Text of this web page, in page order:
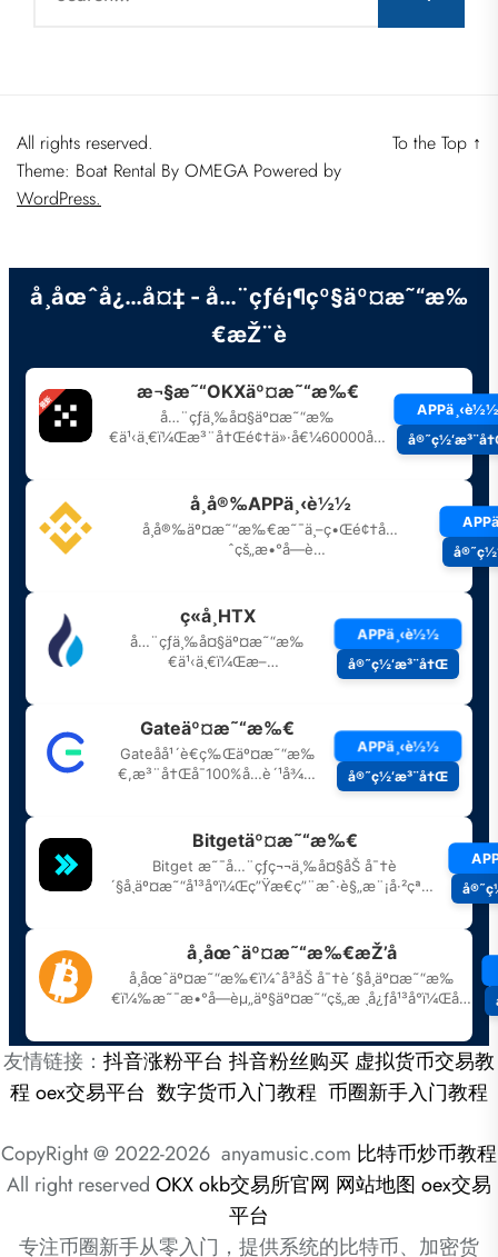
All rights reserved.
Theme: Boat Rental By OMEGA Powered by
WordPress.
To the Top ↑
友情链接： 抖音涨粉平台 抖音粉丝购买虚拟货币交易教
程oex交易平台 数字货币入门教程 币圈新手入门教程
CopyRight @ 2022-2026 anyamusic.com 比特币炒币教程
All right reserved OKXokb交易所官网 网站地图 oex交易
平台
专注币圈新手从零入门，提供系统的比特币、加密货